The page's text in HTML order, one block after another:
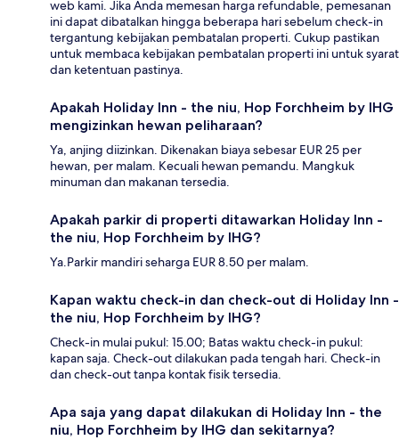
web kami. Jika Anda memesan harga refundable, pemesanan
ini dapat dibatalkan hingga beberapa hari sebelum check-in
tergantung kebijakan pembatalan properti. Cukup pastikan
untuk membaca kebijakan pembatalan properti ini untuk syarat
dan ketentuan pastinya.
Apakah Holiday Inn - the niu, Hop Forchheim by IHG
mengizinkan hewan peliharaan?
Ya, anjing diizinkan. Dikenakan biaya sebesar EUR 25 per
hewan, per malam. Kecuali hewan pemandu. Mangkuk
minuman dan makanan tersedia.
Apakah parkir di properti ditawarkan Holiday Inn -
the niu, Hop Forchheim by IHG?
Ya.Parkir mandiri seharga EUR 8.50 per malam.
Kapan waktu check-in dan check-out di Holiday Inn -
the niu, Hop Forchheim by IHG?
Check-in mulai pukul: 15.00; Batas waktu check-in pukul:
kapan saja. Check-out dilakukan pada tengah hari. Check-in
dan check-out tanpa kontak fisik tersedia.
Apa saja yang dapat dilakukan di Holiday Inn - the
niu, Hop Forchheim by IHG dan sekitarnya?